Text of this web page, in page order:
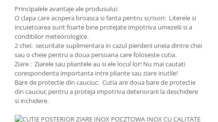
Principalele avantaje ale produsului:
O clapa care acopera broasca si fanta pentru scrisori: Literele si
incuietoarea sunt foarte bine protejate impotriva umezelii si a
conditiilor meteorologice.
2 chei: securitate suplimentara in cazul pierderii uneia dintre chei
sau o cheie pentru a doua persoana care foloseste cutia.
Ziare : Ziarele sau pliantele au si ele locul lor! Nu mai cautati
corespondenta importanta intre pliante sau ziare inutile!
Bare de protectie din cauciuc: Cutia are doua bare de protectie
din cauciuc pentru a proteja impotriva deteriorarii la deschidere
si inchidere.